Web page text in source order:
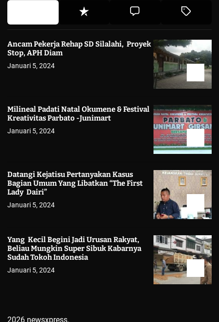
Ancam Pekerja Rehap SD Silalahi, Proyek
Stop, APH Diam
Januari 5, 2024
Milineal Padati Natal Okumene & Festival
Kreativitas Parbato -Junimart
Januari 5, 2024
Datangi Kejatisu Pertanyakan Kasus
Bagian Umum Yang Libatkan “The First
Lady Dairi”
Januari 5, 2024
Yang Kecil Begini Jadi Urusan Rakyat,
Beliau Mungkin Super Sibuk Kabarnya
Sudah Tokoh Indonesia
Januari 5, 2024
2026 newsxpress.